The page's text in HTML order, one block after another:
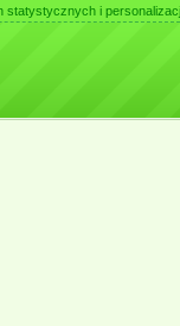
statystycznych i